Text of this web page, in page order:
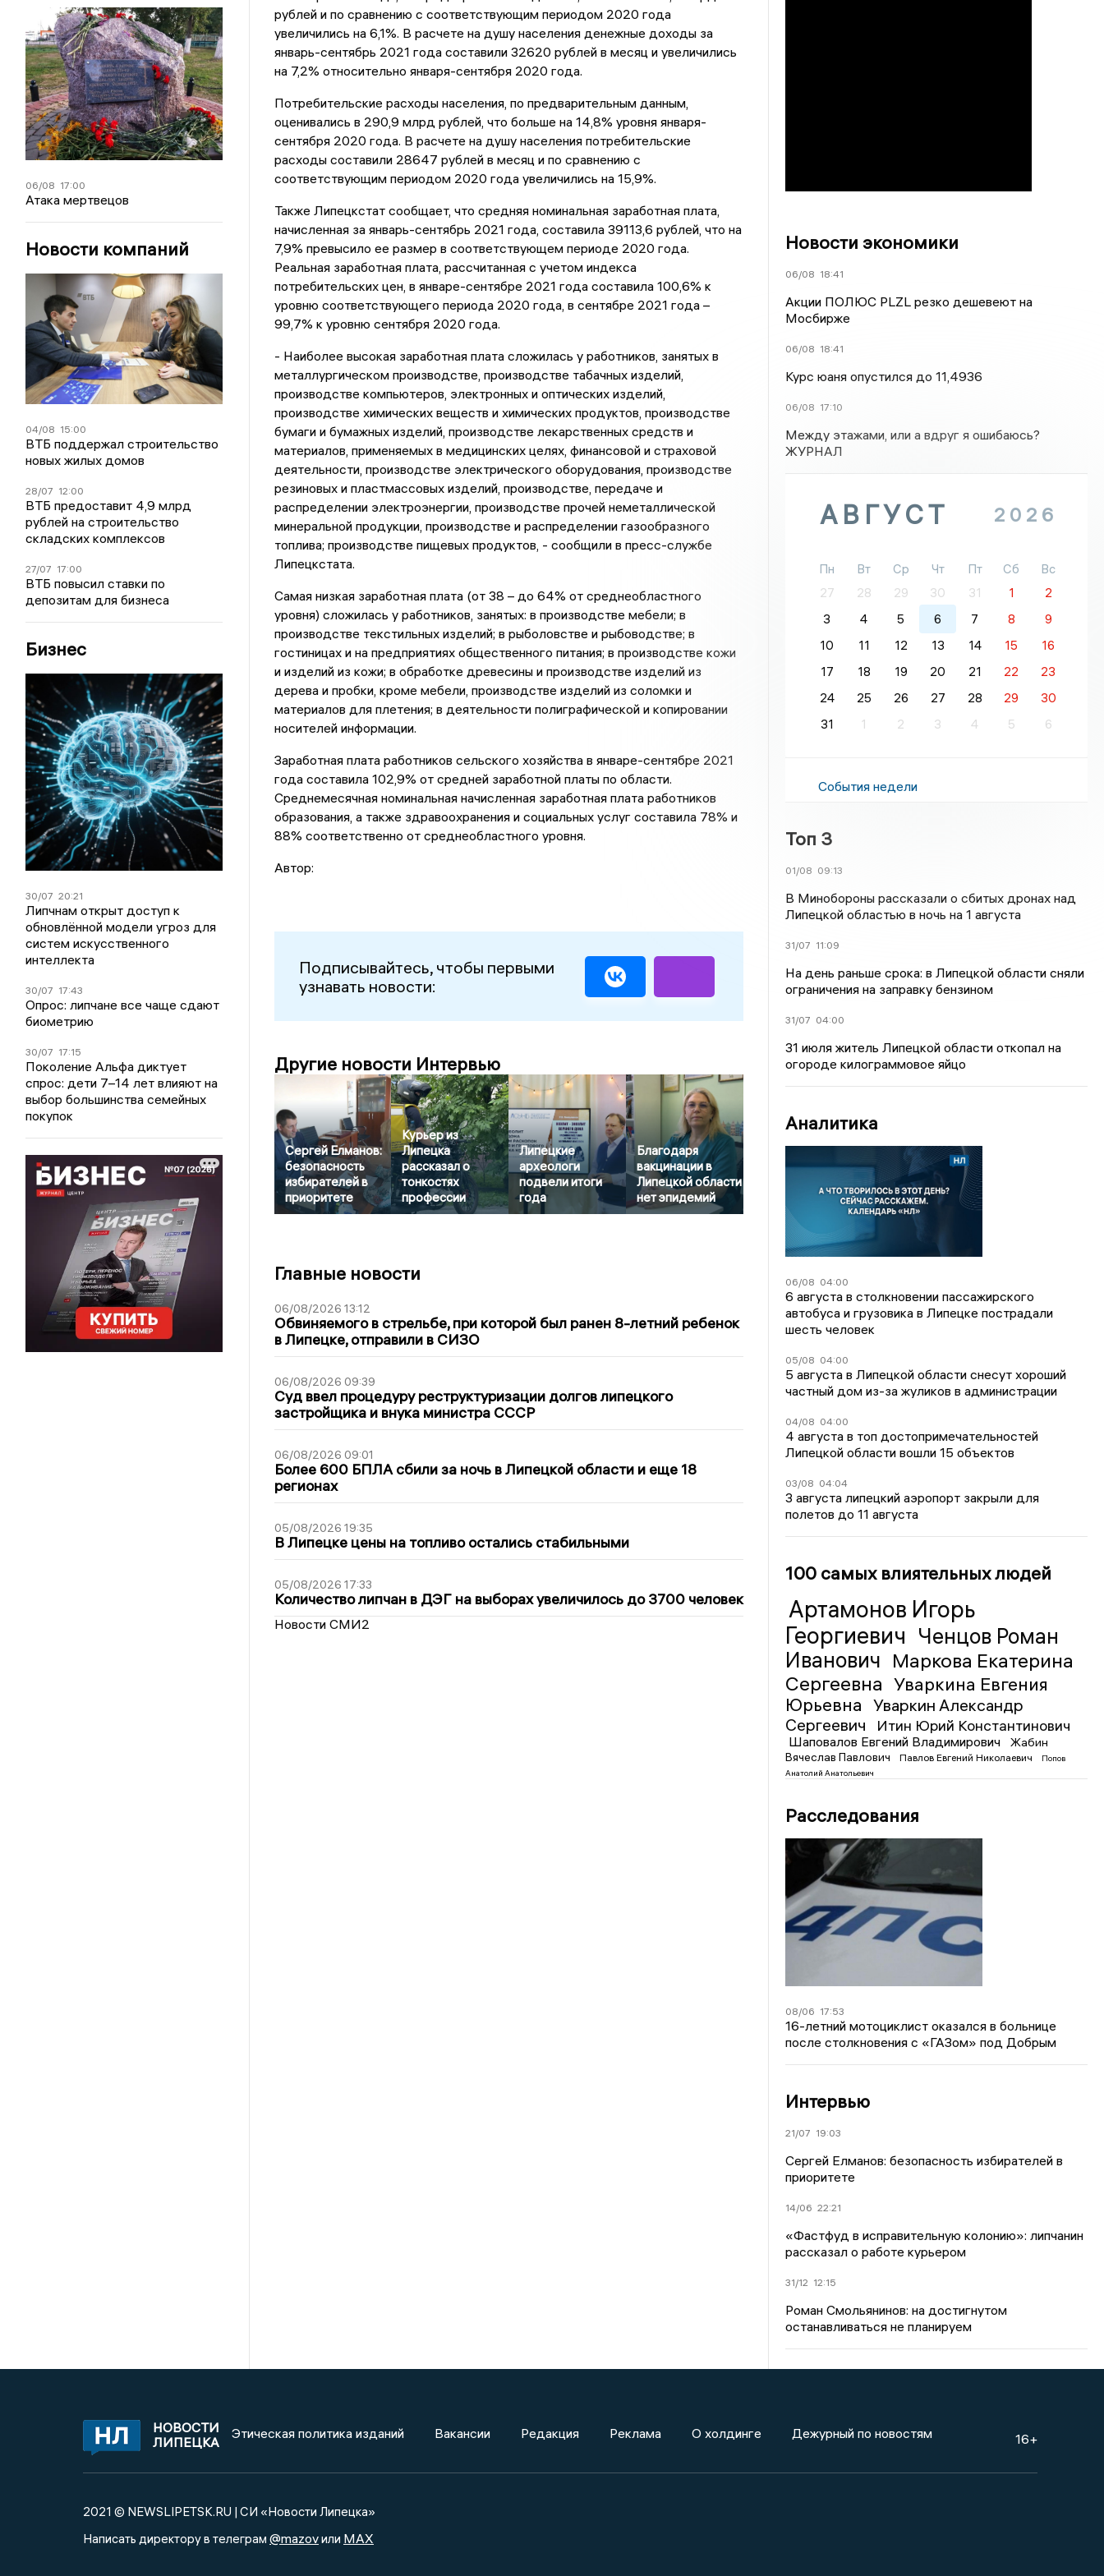
06/08 17:00
Атака мертвецов
Новости компаний
04/08 15:00
ВТБ поддержал строительство
новых жилых домов
28/07 12:00
ВТБ предоставит 4,9 млрд
рублей на строительство
складских комплексов
27/07 17:00
ВТБ повысил ставки по
депозитам для бизнеса
Бизнес
30/07 20:21
Липчнам открыт доступ к
обновлённой модели угроз для
систем искусственного
интеллекта
30/07 17:43
Опрос: липчане все чаще сдают
биометрию
30/07 17:15
Поколение Альфа диктует
спрос: дети 7–14 лет влияют на
выбор большинства семейных
покупок
рублей и по сравнению с соответствующим периодом 2020 года
увеличились на 6,1%. В расчете на душу населения денежные доходы за
январь-сентябрь 2021 года составили 32620 рублей в месяц и увеличились
на 7,2% относительно января-сентября 2020 года.
Потребительские расходы населения, по предварительным данным,
оценивались в 290,9 млрд рублей, что больше на 14,8% уровня января-
сентября 2020 года. В расчете на душу населения потребительские
расходы составили 28647 рублей в месяц и по сравнению с
соответствующим периодом 2020 года увеличились на 15,9%.
Также Липецкстат сообщает, что средняя номинальная заработная плата,
начисленная за январь-сентябрь 2021 года, составила 39113,6 рублей, что на
7,9% превысило ее размер в соответствующем периоде 2020 года.
Реальная заработная плата, рассчитанная с учетом индекса
потребительских цен, в январе-сентябре 2021 года составила 100,6% к
уровню соответствующего периода 2020 года, в сентябре 2021 года –
99,7% к уровню сентября 2020 года.
- Наиболее высокая заработная плата сложилась у работников, занятых в
металлургическом производстве, производстве табачных изделий,
производстве компьютеров, электронных и оптических изделий,
производстве химических веществ и химических продуктов, производстве
бумаги и бумажных изделий, производстве лекарственных средств и
материалов, применяемых в медицинских целях, финансовой и страховой
деятельности, производстве электрического оборудования, производстве
резиновых и пластмассовых изделий, производстве, передаче и
распределении электроэнергии, производстве прочей неметаллической
минеральной продукции, производстве и распределении газообразного
топлива; производстве пищевых продуктов, - сообщили в пресс-службе
Липецкстата.
Самая низкая заработная плата (от 38 – до 64% от среднеобластного
уровня) сложилась у работников, занятых: в производстве мебели; в
производстве текстильных изделий; в рыболовстве и рыбоводстве; в
гостиницах и на предприятиях общественного питания; в производстве кожи
и изделий из кожи; в обработке древесины и производстве изделий из
дерева и пробки, кроме мебели, производстве изделий из соломки и
материалов для плетения; в деятельности полиграфической и копировании
носителей информации.
Заработная плата работников сельского хозяйства в январе-сентябре 2021
года составила 102,9% от средней заработной платы по области.
Среднемесячная номинальная начисленная заработная плата работников
образования, а также здравоохранения и социальных услуг составила 78% и
88% соответственно от среднеобластного уровня.
Автор:
Подписывайтесь, чтобы первыми
узнавать новости:
Другие новости Интервью
Сергей Елманов:
безопасность
избирателей в
приоритете
Курьер из
Липецка
рассказал о
тонкостях
профессии
Липецкие
археологи
подвели итоги
года
Благодаря
вакцинации в
Липецкой области
нет эпидемий
Главные новости
06/08/2026 13:12
Обвиняемого в стрельбе, при которой был ранен 8-летний ребенок
в Липецке, отправили в СИЗО
06/08/2026 09:39
Суд ввел процедуру реструктуризации долгов липецкого
застройщика и внука министра СССР
06/08/2026 09:01
Более 600 БПЛА сбили за ночь в Липецкой области и еще 18
регионах
05/08/2026 19:35
В Липецке цены на топливо остались стабильными
05/08/2026 17:33
Количество липчан в ДЭГ на выборах увеличилось до 3700 человек
Новости СМИ2
Новости экономики
06/08 18:41
Акции ПОЛЮС PLZL резко дешевеют на
Мосбирже
06/08 18:41
Курс юаня опустился до 11,4936
06/08 17:10
Между этажами, или а вдруг я ошибаюсь?
ЖУРНАЛ
АВГУСТ 2026
Пн Вт Ср Чт Пт Сб
Вс
27
28 29 30 31 1
2
3
4 5 6 7 8
9
10
11 12 13 14 15
16
17
18 19 20 21 22
23
24
25 26 27 28 29
30
31
1 2 3 4 5 6
События недели
Топ 3
01/08 09:13
В Минобороны рассказали о сбитых дронах над
Липецкой областью в ночь на 1 августа
31/07 11:09
На день раньше срока: в Липецкой области сняли
ограничения на заправку бензином
31/07 04:00
31 июля житель Липецкой области откопал на
огороде килограммовое яйцо
Аналитика
06/08 04:00
6 августа в столкновении пассажирского
автобуса и грузовика в Липецке пострадали
шесть человек
05/08 04:00
5 августа в Липецкой области снесут хороший
частный дом из-за жуликов в администрации
04/08 04:00
4 августа в топ достопримечательностей
Липецкой области вошли 15 объектов
03/08 04:04
3 августа липецкий аэропорт закрыли для
полетов до 11 августа
100 самых влиятельных людей
Артамонов Игорь
Георгиевич Ченцов Роман
Иванович Маркова Екатерина
Сергеевна Уваркина Евгения
Юрьевна
Уваркин Александр
Сергеевич
Итин Юрий Константинович
Шаповалов Евгений Владимирович
Жабин
Вячеслав Павлович
Павлов Евгений Николаевич
Попов
Анатолий Анатольевич
Расследования
08/06 17:53
16-летний мотоциклист оказался в больнице
после столкновения с «ГАЗом» под Добрым
Интервью
21/07 19:03
Сергей Елманов: безопасность избирателей в
приоритете
14/06 22:21
«Фастфуд в исправительную колонию»: липчанин
рассказал о работе курьером
31/12 12:15
Роман Смольянинов: на достигнутом
останавливаться не планируем
НОВОСТИ
ЛИПЕЦКА
Этическая политика изданий Вакансии Редакция Реклама О холдинге Дежурный по новостям 16+
2021 © NEWSLIPETSK.RU | СИ «Новости Липецка»
Написать директору в телеграм @mazovили MAX